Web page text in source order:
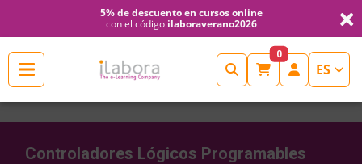
5% de descuento en cursos online
con el código ilaboraverano2026
ES
0
INICIO
Controladores Lógicos Programables